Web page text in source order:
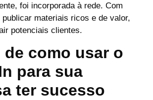
foi incorporada à rede. Com
materiais ricos e de valor,
potenciais clientes.
de como usar o
para sua
ter sucesso